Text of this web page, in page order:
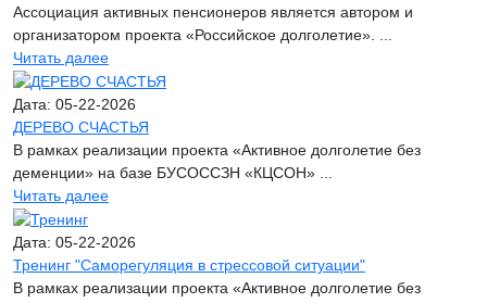
Ассоциация активных пенсионеров является автором и
организатором проекта «Российское долголетие». ...
Читать далее
Дата: 05-22-2026
ДЕРЕВО СЧАСТЬЯ
В рамках реализации проекта «Активное долголетие без
деменции» на базе БУСОССЗН «КЦСОН» ...
Читать далее
Дата: 05-22-2026
Тренинг "Саморегуляция в стрессовой ситуации"
В рамках реализации проекта «Активное долголетие без